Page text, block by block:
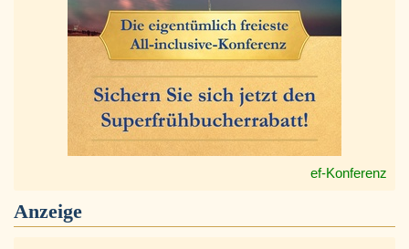
ef-Konferenz
Anzeige